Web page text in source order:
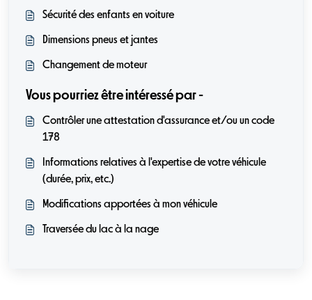
Sécurité des enfants en voiture
Dimensions pneus et jantes
Changement de moteur
Vous pourriez être intéressé par -
Contrôler une attestation d'assurance et/ou un code
178
Informations relatives à l'expertise de votre véhicule
(durée, prix, etc.)
Modifications apportées à mon véhicule
Traversée du lac à la nage